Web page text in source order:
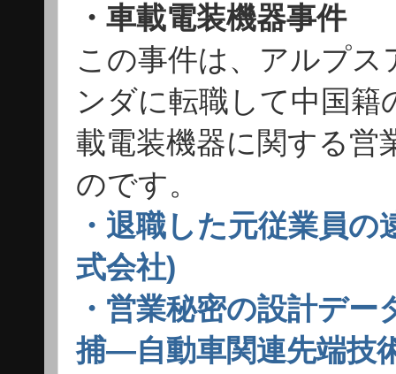
・車載電装機器事件
この事件は、アルプ
ンダに転職して中国
載電装機器に関する営
のです。
・退職した元従業員
式会社)
・営業秘密の設計デ
捕―自動車関連先端技